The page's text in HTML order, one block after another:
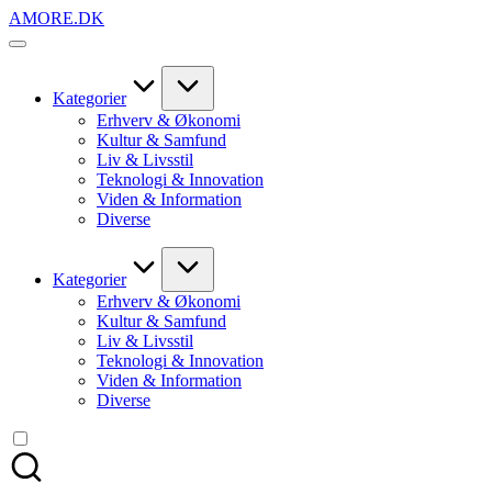
Skip
to
AMORE.DK
For
Kategorier
Erhverv & Økonomi
Kultur & Samfund
Liv & Livsstil
Teknologi & Innovation
Viden & Information
Diverse
Kategorier
Erhverv & Økonomi
Kultur & Samfund
Liv & Livsstil
Teknologi & Innovation
Viden & Information
Diverse